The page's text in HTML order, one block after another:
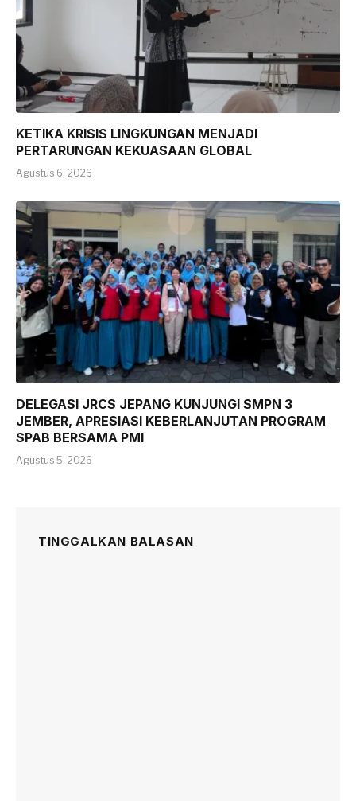
KETIKA KRISIS LINGKUNGAN MENJADI
PERTARUNGAN KEKUASAAN GLOBAL
Agustus 6, 2026
DELEGASI JRCS JEPANG KUNJUNGI SMPN 3
JEMBER, APRESIASI KEBERLANJUTAN PROGRAM
SPAB BERSAMA PMI
Agustus 5, 2026
TINGGALKAN BALASAN